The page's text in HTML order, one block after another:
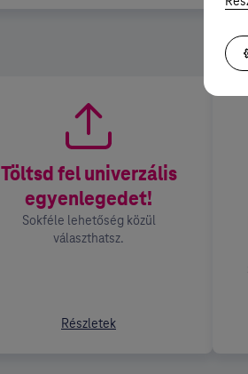
Töltsd fel univerzális
egyenlegedet!
Sokféle lehetőség közül
választhatsz.
Részletek